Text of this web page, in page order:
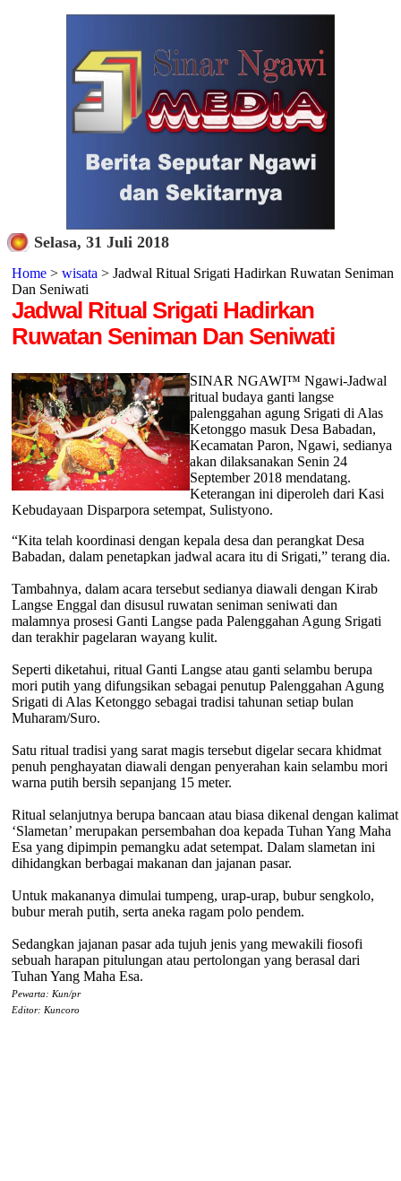
Selasa, 31 Juli 2018
Home> wisata > Jadwal Ritual Srigati Hadirkan Ruwatan Seniman
Dan Seniwati
Jadwal Ritual Srigati Hadirkan
Ruwatan Seniman Dan Seniwati
SINAR NGAWI™ Ngawi-Jadwal
ritual budaya ganti langse
palenggahan agung Srigati di Alas
Ketonggo masuk Desa Babadan,
Kecamatan Paron, Ngawi, sedianya
akan dilaksanakan Senin 24
September 2018 mendatang.
Keterangan ini diperoleh dari Kasi
Kebudayaan Disparpora setempat, Sulistyono.
“Kita telah koordinasi dengan kepala desa dan perangkat Desa
Babadan, dalam penetapkan jadwal acara itu di Srigati,” terang dia.
Tambahnya, dalam acara tersebut sedianya diawali dengan Kirab
Langse Enggal dan disusul ruwatan seniman seniwati dan
malamnya prosesi Ganti Langse pada Palenggahan Agung Srigati
dan terakhir pagelaran wayang kulit.
Seperti diketahui, ritual Ganti Langse atau ganti selambu berupa
mori putih yang difungsikan sebagai penutup Palenggahan Agung
Srigati di Alas Ketonggo sebagai tradisi tahunan setiap bulan
Muharam/Suro.
Satu ritual tradisi yang sarat magis tersebut digelar secara khidmat
penuh penghayatan diawali dengan penyerahan kain selambu mori
warna putih bersih sepanjang 15 meter.
Ritual selanjutnya berupa bancaan atau biasa dikenal dengan kalimat
‘Slametan’ merupakan persembahan doa kepada Tuhan Yang Maha
Esa yang dipimpin pemangku adat setempat. Dalam slametan ini
dihidangkan berbagai makanan dan jajanan pasar.
Untuk makananya dimulai tumpeng, urap-urap, bubur sengkolo,
bubur merah putih, serta aneka ragam polo pendem.
Sedangkan jajanan pasar ada tujuh jenis yang mewakili fiosofi
sebuah harapan pitulungan atau pertolongan yang berasal dari
Tuhan Yang Maha Esa.
Pewarta: Kun/pr
Editor: Kuncoro